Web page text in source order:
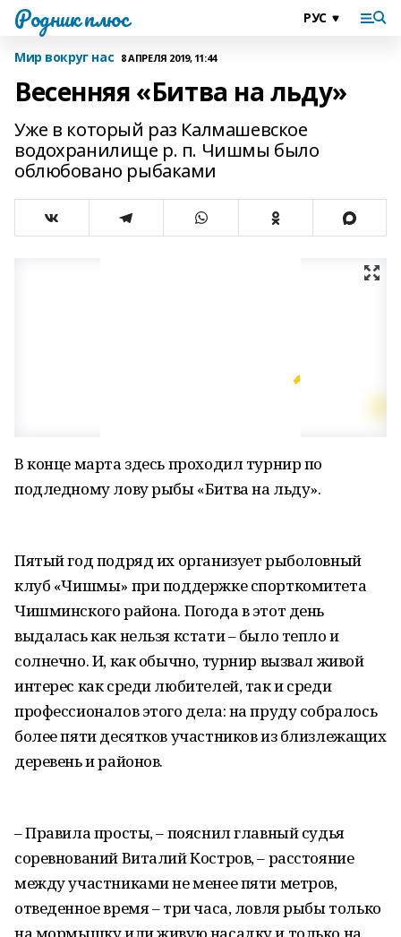
Родник плюс
Мир вокруг нас 8 АПРЕЛЯ 2019, 11:44
Весенняя «Битва на льду»
Уже в который раз Калмашевское
водохранилище р. п. Чишмы было
облюбовано рыбаками
В конце марта здесь проходил турнир по
подледному лову рыбы «Битва на льду».
Пятый год подряд их организует рыболовный
клуб «Чишмы» при поддержке спорткомитета
Чишминского района. Погода в этот день
выдалась как нельзя кстати – было тепло и
солнечно. И, как обычно, турнир вызвал живой
интерес как среди любителей, так и среди
профессионалов этого дела: на пруду собралось
более пяти десятков участников из близлежащих
деревень и районов.
– Правила просты, – пояснил главный судья
соревнований Виталий Костров, – расстояние
между участниками не менее пяти метров,
отведенное время – три часа, ловля рыбы только